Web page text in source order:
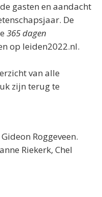
gasten en aandacht
De
365 dagen
op leiden2022.nl.
van alle
zijn terug te
Roggeveen.
Riekerk, Chel